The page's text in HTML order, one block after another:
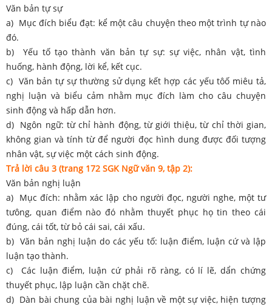
Văn bản tự sự
a) Mục đích biểu đạt: kể một câu chuyện theo một trình tự nào
đó.
b) Yếu tố tạo thành văn bản tự sự: sự việc, nhân vật, tình
huống, hành động, lời kể, kết cục.
c) Văn bản tự sự thường sử dụng kết hợp các yếu tôố miêu tả,
nghị luận và biểu cảm nhằm mục đích làm cho câu chuyện
sinh động và hấp dẫn hơn.
d) Ngôn ngữ: từ chỉ hành động, từ giới thiệu, từ chỉ thời gian,
không gian và tính từ để người đọc hình dung được đối tượng
nhân vật, sự việc một cách sinh động.
Trả lời câu 3 (trang 172 SGK Ngữ văn 9, tập 2):
Văn bản nghị luận
a) Mục đích: nhằm xác lập cho người đọc, người nghe, một tư
tưông, quan điểm nào đó nhằm thuyết phục họ tin theo cái
đúng, cái tốt, từ bỏ cái sai, cái xấu.
b) Văn bản nghị luận do các yếu tố: luận điểm, luận cứ và lập
luận tạo thành.
c) Các luận điểm, luận cứ phải rõ ràng, có lí lẽ, dẩn chứng
thuyết phục, lập luận cần chặt chẽ.
d) Dàn bài chung của bài nghị luận về một sự việc, hiện tượng